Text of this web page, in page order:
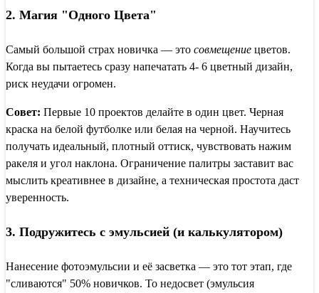
2. Магия "Одного Цвета"
Самый большой страх новичка — это совмещение цветов.
Когда вы пытаетесь сразу напечатать 4- 6 цветный дизайн,
риск неудачи огромен.
Совет: Первые 10 проектов делайте в один цвет. Черная
краска на белой футболке или белая на черной. Научитесь
получать идеальный, плотный оттиск, чувствовать нажим
ракеля и угол наклона. Ограничение палитры заставит вас
мыслить креативнее в дизайне, а техническая простота даст
уверенность.
3. Подружитесь с эмульсией (и калькулятором)
Нанесение фотоэмульсии и её засветка — это тот этап, где
"сливаются" 50% новичков. То недосвет (эмульсия